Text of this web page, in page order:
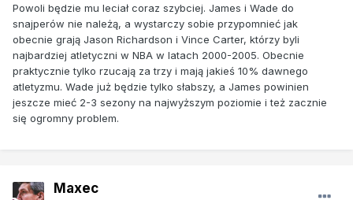
Powoli będzie mu leciał coraz szybciej. James i Wade do
snajperów nie należą, a wystarczy sobie przypomnieć jak
obecnie grają Jason Richardson i Vince Carter, którzy byli
najbardziej atletyczni w NBA w latach 2000-2005. Obecnie
praktycznie tylko rzucają za trzy i mają jakieś 10% dawnego
atletyzmu. Wade już będzie tylko słabszy, a James powinien
jeszcze mieć 2-3 sezony na najwyższym poziomie i też zacznie
się ogromny problem.
Maxec